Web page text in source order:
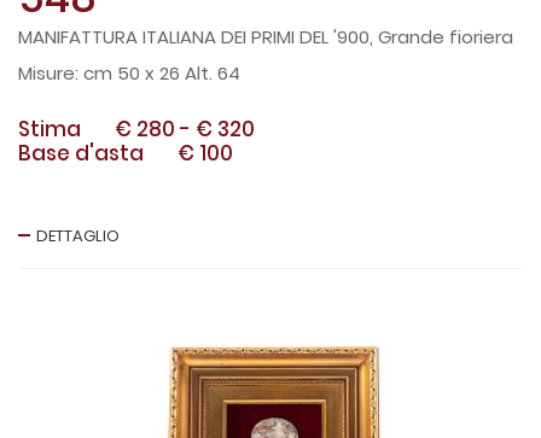
MANIFATTURA ITALIANA DEI PRIMI DEL '900, Grande fioriera
cm 50 x 26 Alt. 64
Stima € 280 - € 320
Base d'asta
€ 100
DETTAGLIO